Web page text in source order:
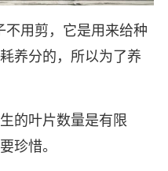
不用剪，它是用来给种
养分的，所以为了养
的叶片数量是有限
珍惜。